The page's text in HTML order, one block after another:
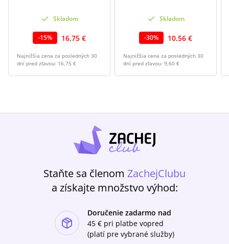
Skladom
-15% 16,75 €
Najnižšia cena za posledných 30
dní pred zľavou: 16,75 €
Skladom
-30% 10,56 €
Najnižšia cena za posledných 30
dní pred zľavou: 9,60 €
Staňte sa členom ZachejClubu
a získajte množstvo výhod:
Doručenie zadarmo nad
45 € pri platbe vopred
(platí pre vybrané služby)